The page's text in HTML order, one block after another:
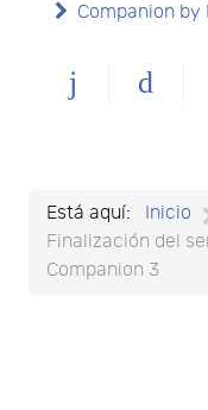
Companion by
Está aquí: Inicio
Finalización del
Companion 3